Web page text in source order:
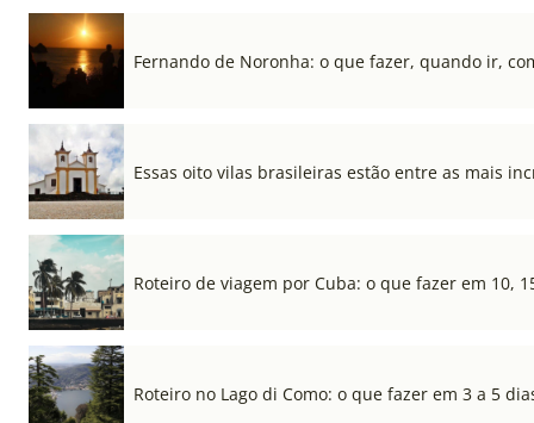
Fernando de Noronha: o que fazer, quando ir,
Essas oito vilas brasileiras estão entre as mais
Roteiro de viagem por Cuba: o que fazer em 10,
Roteiro no Lago di Como: o que fazer em 3 a 5